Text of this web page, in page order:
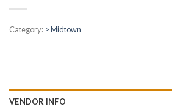
Category: > Midtown
VENDOR INFO